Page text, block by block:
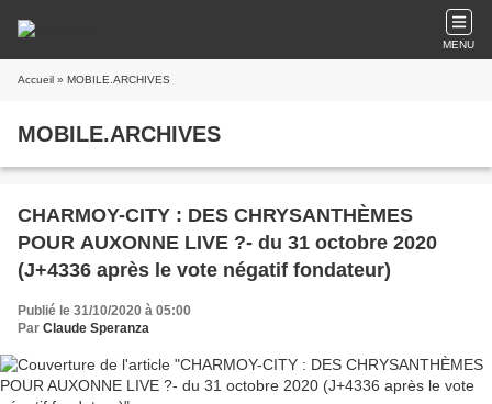
MENU
Accueil » MOBILE.ARCHIVES
MOBILE.ARCHIVES
CHARMOY-CITY : DES CHRYSANTHÈMES
POUR AUXONNE LIVE ?- du 31 octobre 2020
(J+4336 après le vote négatif fondateur)
Publié le 31/10/2020 à 05:00
Par Claude Speranza